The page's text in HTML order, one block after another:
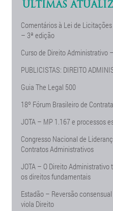
ÚLTIMAS
Comentários à Lei de
– 3ª edição
Curso de Direito Administrativo
PUBLICISTAS: DIREITO
Guia The Legal 500
18º Fórum Brasileiro de
JOTA – MP 1.167 e processos
Congresso Nacional de
Contratos Administrativos
JOTA – O Direito
os direitos fundamentais
Estadão – Reversão
viola Direito